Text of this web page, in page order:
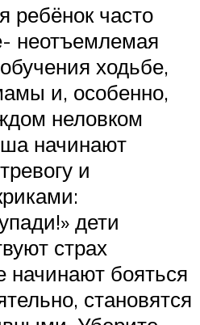
ребёнок часто
неотъемлемая
ходьбе,
и, особенно,
неловком
начинают
и
дети
страх
начинают бояться
становятся